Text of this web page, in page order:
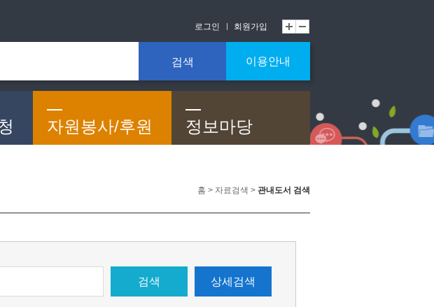
로그인 회원가입
검색 이용안내
자원봉사/후원 정보마당
홈 > 자료검색 > 관내도서 검색
검색 상세검색